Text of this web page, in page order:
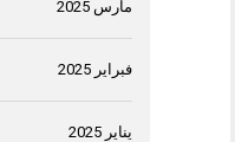
مارس 2025
فبراير 2025
يناير 2025